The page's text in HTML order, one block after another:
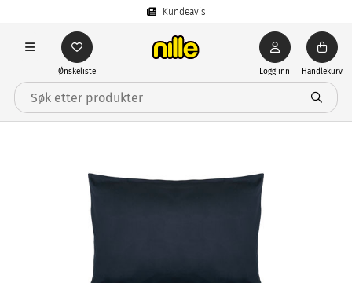
Kundeavis
Ønskeliste Logg inn Handlekurv